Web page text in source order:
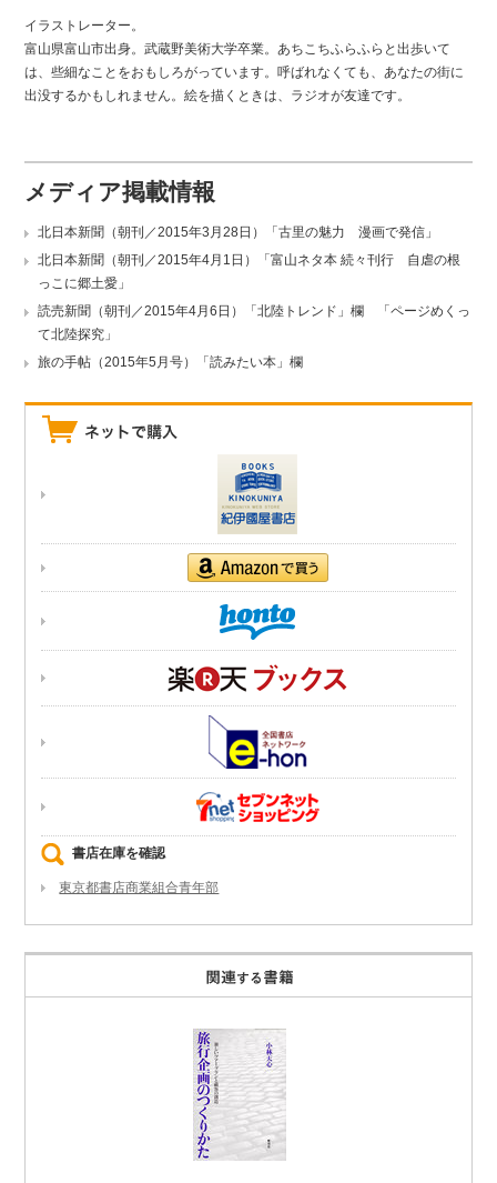
イラストレーター。
富山県富山市出身。武蔵野美術大学卒業。あちこちふらふらと出歩いて
は、些細なことをおもしろがっています。呼ばれなくても、あなたの街に
出没するかもしれません。絵を描くときは、ラジオが友達です。
メディア掲載情報
北日本新聞（朝刊／2015年3月28日）「古里の魅力 漫画で発信」
北日本新聞（朝刊／2015年4月1日）「富山ネタ本 続々刊行 自虐の根
っこに郷土愛」
読売新聞（朝刊／2015年4月6日）「北陸トレンド」欄 「ページめくっ
て北陸探究」
旅の手帖（2015年5月号）「読みたい本」欄
書店在庫を確認
東京都書店商業組合青年部